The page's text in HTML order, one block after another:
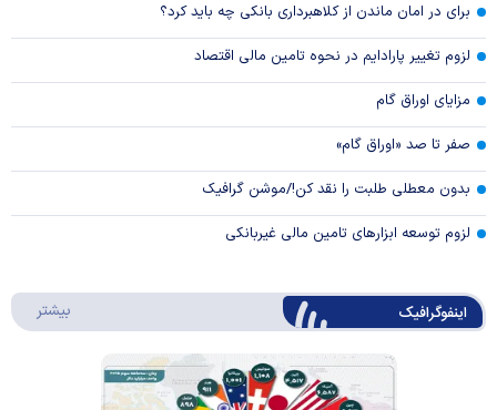
برای در امان ماندن از کلاهبرداری بانکی چه باید کرد؟
لزوم تغییر پارادایم در نحوه تامین مالی اقتصاد
مزایای اوراق گام
صفر تا صد «اوراق گام»
بدون معطلی طلبت را نقد کن!/موشن گرافیک
لزوم توسعه ابزارهای تامین مالی غیربانکی
اینفوگرافیک بیشتر